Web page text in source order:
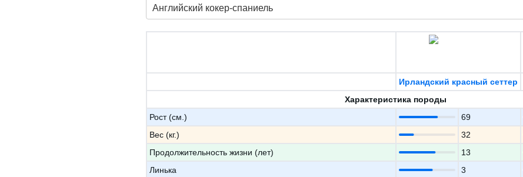
Английский кокер-спаниель
Ирландский красный сеттер
Характеристика породы
Рост (см.)
69
Вес (кг.)
32
Продолжительность жизни (лет)
13
Линька
3